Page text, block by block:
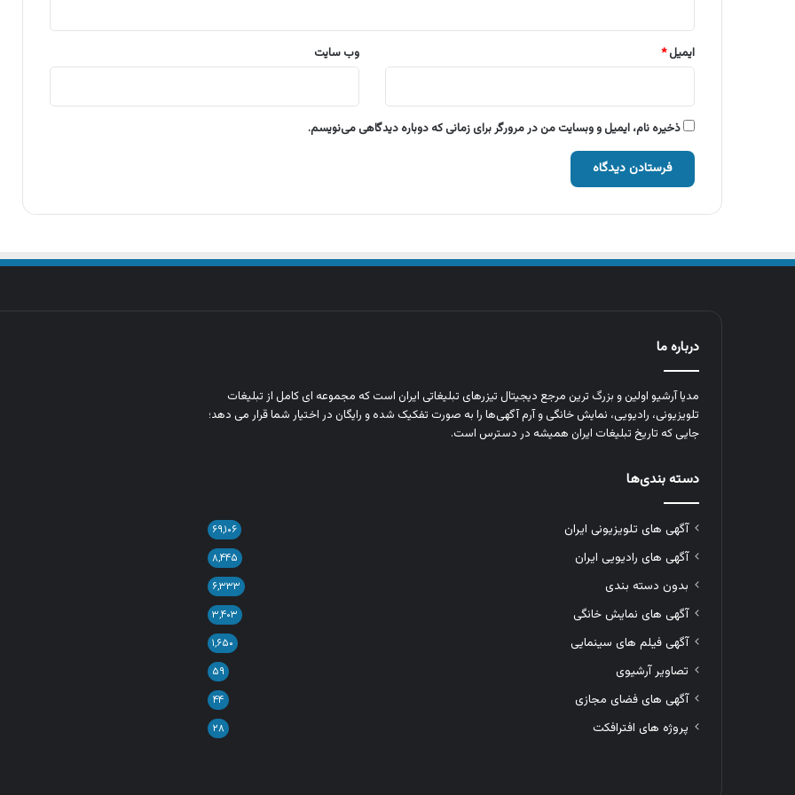
ایمیل* وب‌ سایت
ذخیره نام، ایمیل و وبسایت من در مرورگر برای زمانی که دوباره دیدگاهی می‌نویسم.
درباره ما
مدیا آرشیو اولین و بزرگ‌ ترین مرجع دیجیتال تیزرهای تبلیغاتی ایران است که مجموعه‌ ای کامل از تبلیغات
تلویزیونی، رادیویی، نمایش خانگی و آرم‌ آگهی‌ها را به‌ صورت تفکیک‌ شده و رایگان در اختیار شما قرار می‌ دهد؛
جایی که تاریخ تبلیغات ایران همیشه در دسترس است.
دسته بندی‌ها
آگهی های تلویزیونی ایران ۶۹,۱۰۶
آگهی های رادیویی ایران ۸,۴۴۵
بدون دسته بندی ۶,۳۳۳
آگهی های نمایش خانگی ۳,۴۰۳
آگهی فیلم های سینمایی ۱,۶۵۰
تصاویر آرشیوی ۵۹
آگهی های فضای مجازی ۴۴
پروژه های افترافکت ۲۸